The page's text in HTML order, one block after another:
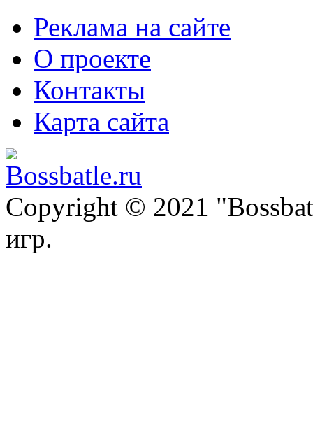
Реклама на сайте
О проекте
Контакты
Карта сайта
Copyright © 2021
игр.